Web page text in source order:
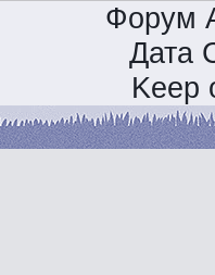
Форум
Дата
Keep